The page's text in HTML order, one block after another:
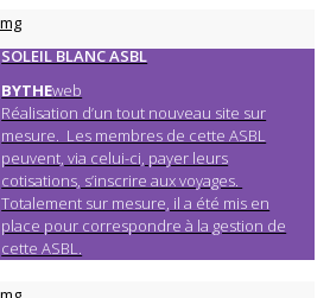
SOLEIL BLANC ASBL
BYTHEweb
Réalisation d’un tout nouveau site sur
mesure. Les membres de cette ASBL
peuvent, via celui-ci, payer leurs
cotisations, s’inscrire aux voyages.
Totalement sur mesure, il a été mis en
place pour correspondre à la gestion de
cette ASBL.